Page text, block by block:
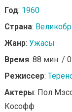
Год: 1960
Страна:
Жанр: Ужасы
Время: 88 мин. /
Режиссер:
Актеры: Пол
Кософф